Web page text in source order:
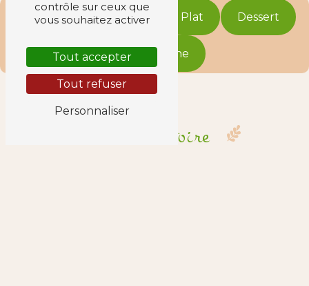
Cocktail Entrée Plat Dessert
Épicerie fine
Cocktail dînatoire
contrôle sur ceux que
vous souhaitez activer
Tout accepter
Tout refuser
Personnaliser